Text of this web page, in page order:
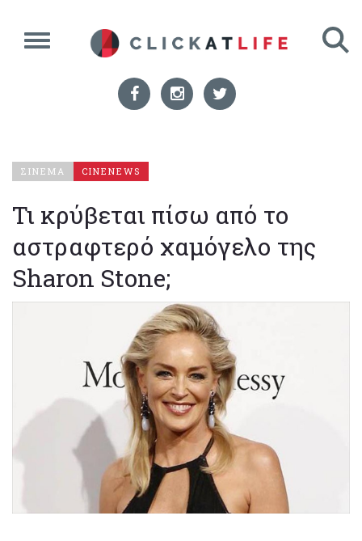
ΣΙΝΕΜΑ CINENEWS
Τι κρύβεται πίσω από το
αστραφτερό χαμόγελο της
Sharon Stone;